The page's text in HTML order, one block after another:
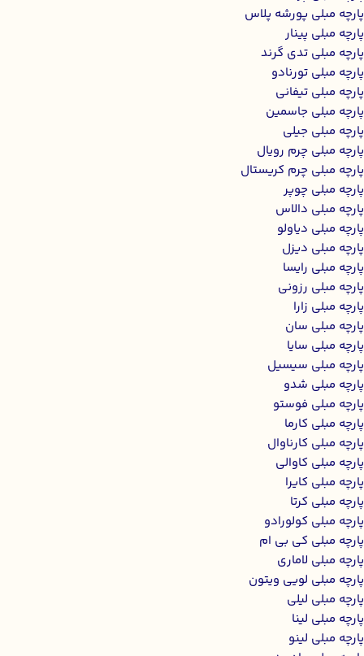
پارچه مبلی پورشه پلاس
پارچه مبلی پینار
پارچه مبلی تدی گرند
پارچه مبلی تورنادو
پارچه مبلی تیفانی
پارچه مبلی جاسمین
پارچه مبلی جیلی
پارچه مبلی چرم رویال
پارچه مبلی چرم کریستال
پارچه مبلی چوپر
پارچه مبلی دالاس
پارچه مبلی دیاولو
پارچه مبلی دیزل
پارچه مبلی رایسا
پارچه مبلی رزونی
پارچه مبلی زارا
پارچه مبلی سان
پارچه مبلی سایا
پارچه مبلی سیسیل
پارچه مبلی شدو
پارچه مبلی فوستو
پارچه مبلی کارما
پارچه مبلی کارناوال
پارچه مبلی کاوالی
پارچه مبلی کایرا
پارچه مبلی کرتا
پارچه مبلی کولورادو
پارچه مبلی کی بی ام
پارچه مبلی لاماری
پارچه مبلی لویی ویتون
پارچه مبلی لیلی
پارچه مبلی لینا
پارچه مبلی لینو